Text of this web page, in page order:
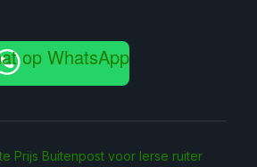
op WhatsApp
Prijs Buitenpost voor Ierse ruiter